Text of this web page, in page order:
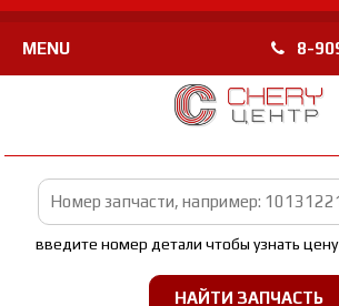
MENU 8-
введите номер детали чтобы узнать цену